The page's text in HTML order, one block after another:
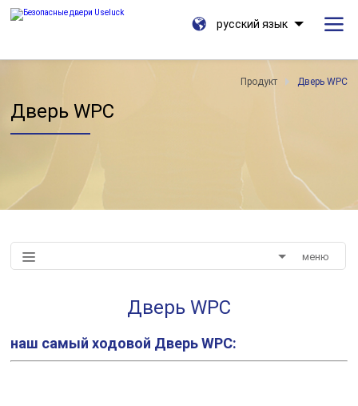
русский язык
Продукт Дверь WPC
Дверь WPC
меню
Дверь WPC
наш самый ходовой Дверь WPC: